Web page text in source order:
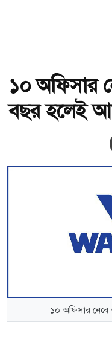
১০ অফিসার
বছর হলেই
১০ অফিসার